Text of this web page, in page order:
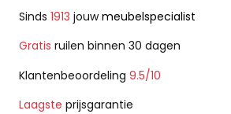
Sinds 1913 jouwmeubelspecialist
Gratis ruilen binnen 30 dagen
Klantenbeoordeling 9.5/10
Laagste prijsgarantie